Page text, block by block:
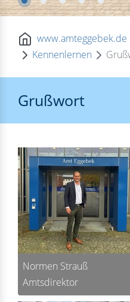
www.amteggebek.de
Kennenlernen
Grußwort
Normen Strauß
Amtsdirektor